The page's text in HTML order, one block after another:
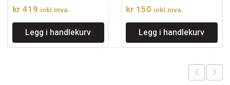
kr 419 inkl.mva.
Legg i handlekurv
kr 150 inkl.mva.
Legg i handlekurv